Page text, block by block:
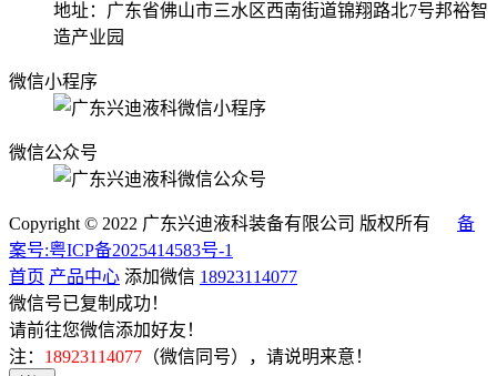
地址：广东省佛山市三水区西南街道锦翔路北7号邦裕智
造产业园
微信小程序
微信公众号
Copyright © 2022 广东兴迪液科装备有限公司 版权所有 备
案号:粤ICP备2025414583号-1
首页 产品中心 添加微信 18923114077
微信号已复制成功！
请前往您微信添加好友！
注： 18923114077 （微信同号），请说明来意！